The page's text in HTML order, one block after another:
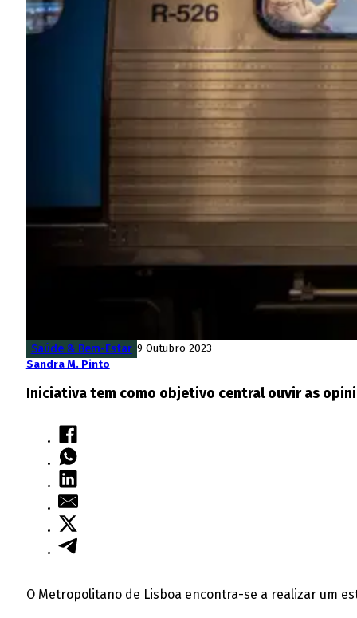
Saúde & Bem-Estar 9 Outubro 2023
Sandra M. Pinto
Iniciativa tem como objetivo central ouvir as
O Metropolitano de Lisboa encontra-se a realizar um